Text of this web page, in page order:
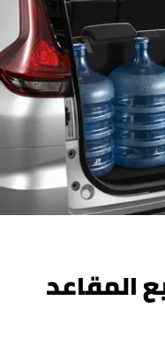
المقاعد